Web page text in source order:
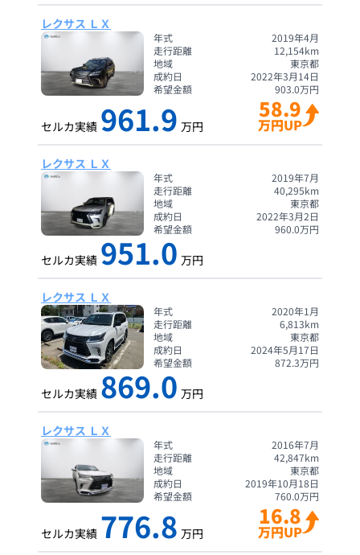
レクサス ＬＸ
年式
2019年4月
走行距離
12,154km
地域
東京都
成約日
2022年3月14日
希望金額
903.0万円
セルカ実績 961.9 万円
58.9
万円UP
レクサス ＬＸ
年式
2019年7月
走行距離
40,295km
地域
東京都
成約日
2022年3月2日
希望金額
960.0万円
セルカ実績 951.0 万円
レクサス ＬＸ
年式
2020年1月
走行距離
6,813km
地域
東京都
成約日
2024年5月17日
希望金額
872.3万円
セルカ実績 869.0 万円
レクサス ＬＸ
年式
2016年7月
走行距離
42,847km
地域
東京都
成約日
2019年10月18日
希望金額
760.0万円
セルカ実績 776.8 万円
16.8
万円UP